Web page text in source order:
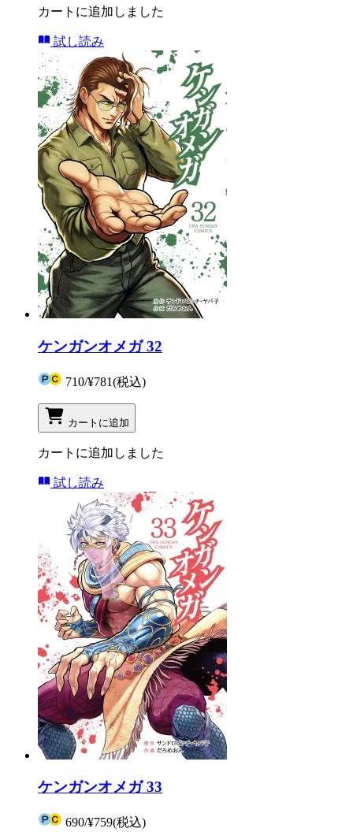
カートに追加しました
試し読み
ケンガンオメガ 32
710/¥781(税込)
カートに追加
カートに追加しました
試し読み
ケンガンオメガ 33
690/¥759(税込)